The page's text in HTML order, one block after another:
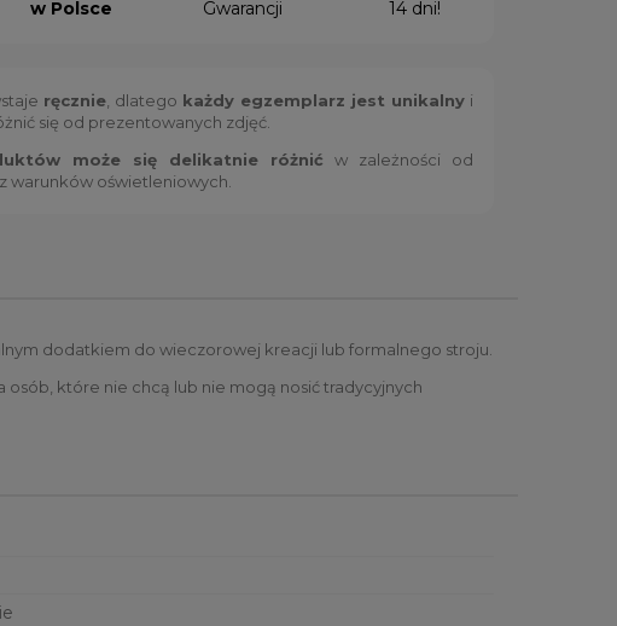
w Polsce
Gwarancji
14 dni!
ręcznie, dlatego każdy egzemplarz jest unikalny i
się od prezentowanych zdjęć.
może się delikatnie różnić w zależności od
warunków oświetleniowych.
dodatkiem do wieczorowej kreacji lub formalnego stroju.
osób, które nie chcą lub nie mogą nosić tradycyjnych